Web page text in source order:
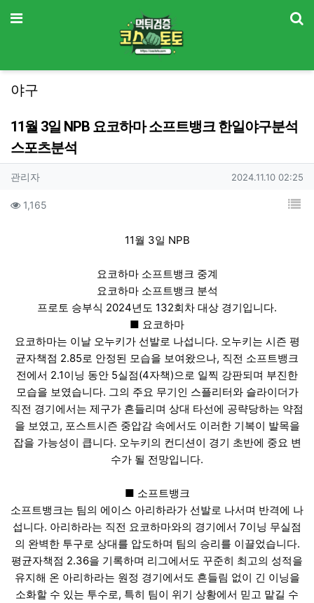
메뉴
야구
11월 3일 NPB 요코하마 소프트뱅크 한일야구분석
스포츠분석
작성자 정보
관리자작성 작성일
2024.11.10 02:25
컨텐츠 정보
1,165 목
11월 3일 NPB
요코하마 소프트뱅크 중계
요코하마 소프트뱅크 분석
프로토 승부식 2024년도 132회차 대상 경기입니다.
■ 요코하마
요코하마는 이날 오누키가 선발로 나섭니다. 오누키는 시즌 평
균자책점 2.85로 안정된 모습을 보여왔으나, 직전 소프트뱅크
전에서 2.1이닝 동안 5실점(4자책)으로 일찍 강판되며 부진한
모습을 보였습니다. 그의 주요 무기인 스플리터와 슬라이더가
직전 경기에서는 제구가 흔들리며 상대 타선에 공략당하는 약점
을 보였고, 포스트시즌 중압감 속에서도 이러한 기복이 발목을
잡을 가능성이 큽니다. 오누키의 컨디션이 경기 초반에 중요 변
수가 될 전망입니다.
■ 소프트뱅크
소프트뱅크는 팀의 에이스 아리하라가 선발로 나서며 반격에 나
섭니다. 아리하라는 직전 요코하마와의 경기에서 7이닝 무실점
의 완벽한 투구로 상대를 압도하며 팀의 승리를 이끌었습니다.
평균자책점 2.36을 기록하며 리그에서도 꾸준히 최고의 성적을
유지해 온 아리하라는 원정 경기에서도 흔들림 없이 긴 이닝을
소화할 수 있는 투수로, 특히 팀이 위기 상황에서 믿고 맡길 수